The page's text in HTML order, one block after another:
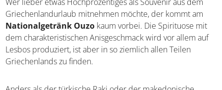
5. Ouzo
Wer lieber etwas Hochprozentiges als Souvenir aus dem
Griechenlandurlaub mitnehmen möchte, der kommt am
Nationalgetränk Ouzokaum vorbei. Die Spirituose mit
dem charakteristischen Anisgeschmack wird vor allem auf
Griechenlands zu finden.